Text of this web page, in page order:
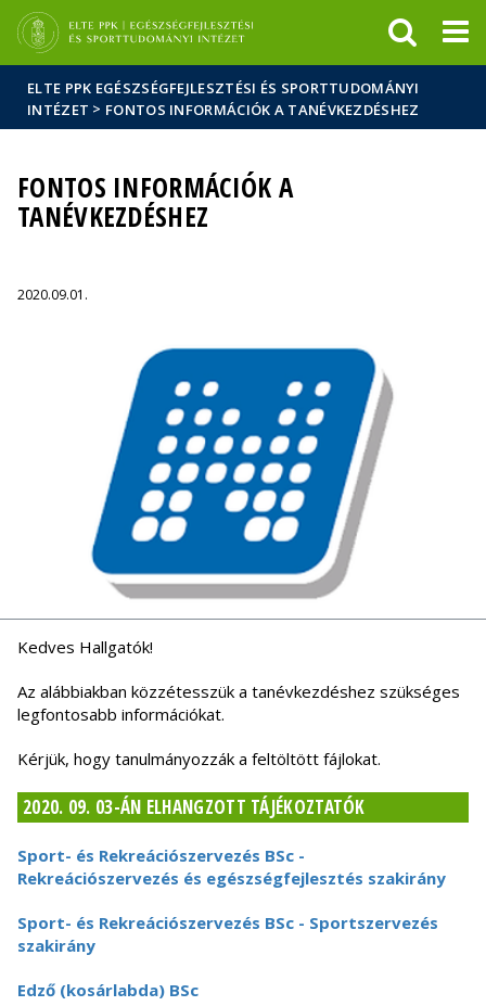
Hírek
Események
ELTE a
sajtóban
ELTE PPK EGÉSZSÉGFEJLESZTÉSI ÉS SPORTTUDOMÁNYI
INTÉZET > FONTOS INFORMÁCIÓK A TANÉVKEZDÉSHEZ
FONTOS INFORMÁCIÓK A
TANÉVKEZDÉSHEZ
2020.09.01.
Kedves Hallgatók!
Az alábbiakban közzétesszük a tanévkezdéshez szükséges
legfontosabb információkat.
Kérjük, hogy tanulmányozzák a feltöltött fájlokat.
2020. 09. 03-ÁN ELHANGZOTT TÁJÉKOZTATÓK
Sport- és Rekreációszervezés BSc -
Rekreációszervezés és egészségfejlesztés szakirány
Sport- és Rekreációszervezés BSc - Sportszervezés
szakirány
Edző (kosárlabda) BSc